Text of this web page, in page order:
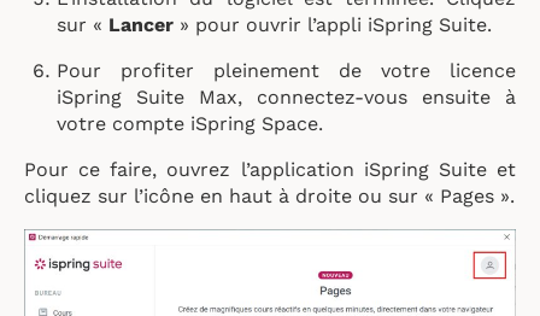
sur « Lancer » pour ouvrir l’appli iSpring Suite.
Pour profiter pleinement de votre licence
iSpring Suite Max, connectez-vous ensuite à
votre compte iSpring Space.
Pour ce faire, ouvrez l’application iSpring Suite et
cliquez sur l’icône en haut à droite ou sur « Pages ».